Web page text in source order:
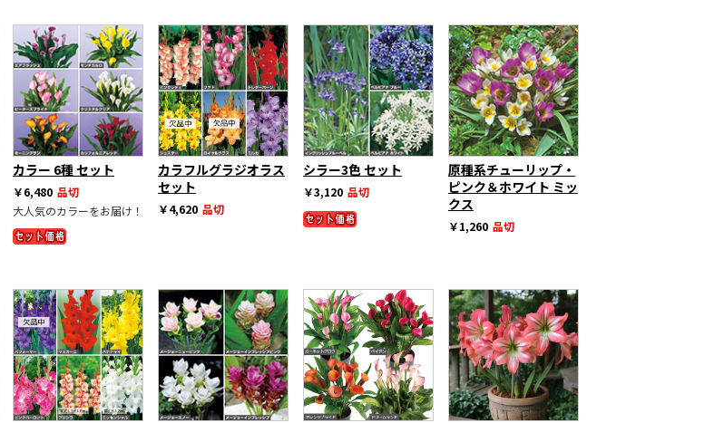
カラー 6種 セット
￥6,480 品切
大人気のカラーをお届け！
カラフルグラジオラス
セット
￥4,620 品切
シラー3色 セット
￥3,120 品切
原種系チューリップ・
ピンク＆ホワイト ミッ
クス
￥1,260 品切